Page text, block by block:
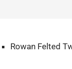
Rowan Felted